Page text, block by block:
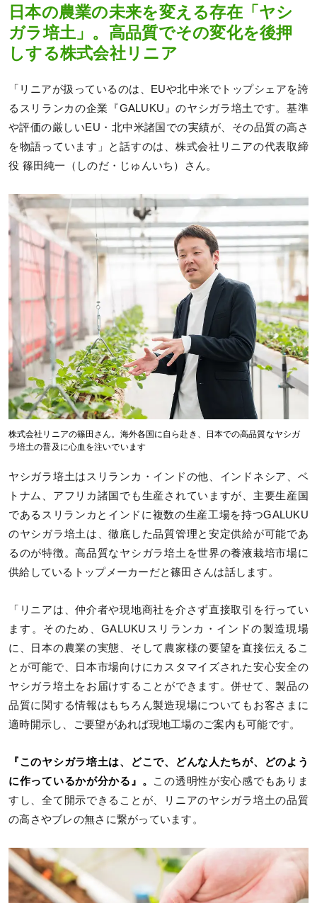
日本の農業の未来を変える存在「ヤシ
ガラ培土」。高品質でその変化を後押
しする株式会社リニア
「リニアが扱っているのは、EUや北中米でトップシェアを誇
るスリランカの企業『GALUKU』のヤシガラ培土です。基準
や評価の厳しいEU・北中米諸国での実績が、その品質の高さ
を物語っています」と話すのは、株式会社リニアの代表取締
役 篠田純一（しのだ・じゅんいち）さん。
株式会社リニアの篠田さん。海外各国に自ら赴き、日本での高品質なヤシガ
ラ培土の普及に心血を注いでいます
ヤシガラ培土はスリランカ・インドの他、インドネシア、ベ
トナム、アフリカ諸国でも生産されていますが、主要生産国
であるスリランカとインドに複数の生産工場を持つGALUKU
のヤシガラ培土は、徹底した品質管理と安定供給が可能であ
るのが特徴。高品質なヤシガラ培土を世界の養液栽培市場に
供給しているトップメーカーだと篠田さんは話します。
「リニアは、仲介者や現地商社を介さず直接取引を行ってい
ます。そのため、GALUKUスリランカ・インドの製造現場
に、日本の農業の実態、そして農家様の要望を直接伝えるこ
とが可能で、日本市場向けにカスタマイズされた安心安全の
ヤシガラ培土をお届けすることができます。併せて、製品の
品質に関する情報はもちろん製造現場についてもお客さまに
適時開示し、ご要望があれば現地工場のご案内も可能です。
『このヤシガラ培土は、どこで、どんな人たちが、どのよう
に作っているかが分かる』。
この透明性が安心感でもありま
すし、全て開示できることが、リニアのヤシガラ培土の品質
の高さやブレの無さに繋がっています。